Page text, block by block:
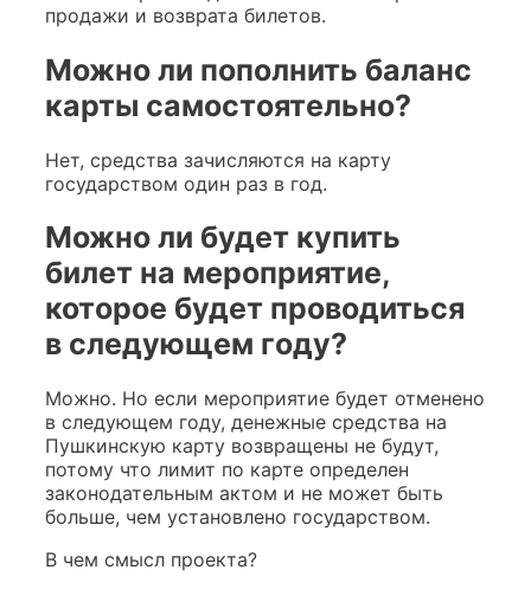
продажи и возврата билетов.
Можно ли пополнить баланс
карты самостоятельно?
Нет, средства зачисляются на карту
государством один раз в год.
Можно ли будет купить
билет на мероприятие,
которое будет проводиться
в следующем году?
Можно. Но если мероприятие будет отменено
в следующем году, денежные средства на
Пушкинскую карту возвращены не будут,
потому что лимит по карте определен
законодательным актом и не может быть
больше, чем установлено государством.
В чем смысл проекта?